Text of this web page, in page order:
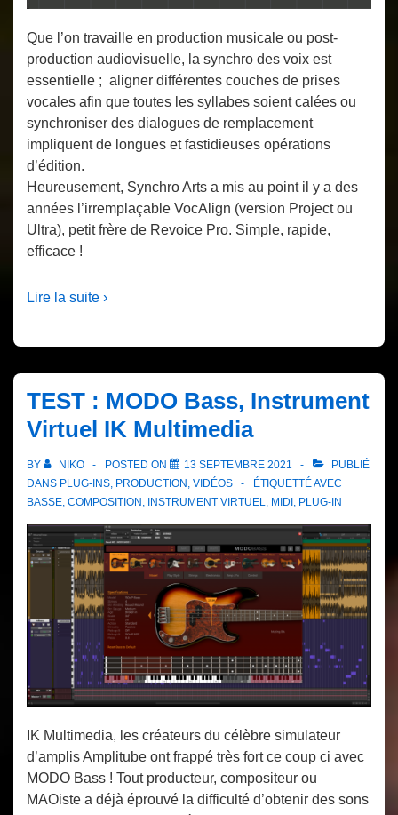
Que l’on travaille en production musicale ou post-
production audiovisuelle, la synchro des voix est
essentielle ; aligner différentes couches de prises
vocales afin que toutes les syllabes soient calées ou
synchroniser des dialogues de remplacement
impliquent de longues et fastidieuses opérations
d’édition.
Heureusement, Synchro Arts a mis au point il y a des
années l’irremplaçable VocAlign (version Project ou
Ultra), petit frère de Revoice Pro. Simple, rapide,
efficace !
Lire la suite ›
TEST : MODO Bass, Instrument
Virtuel IK Multimedia
BY NIKO POSTED ON 13 SEPTEMBRE 2021
PUBLIÉ
DANS PLUG-INS PRODUCTION VIDÉOS
ÉTIQUETTÉ AVEC
BASSE COMPOSITION INSTRUMENT VIRTUEL MIDI PLUG-IN
IK Multimedia, les créateurs du célèbre simulateur
d’amplis Amplitube ont frappé très fort ce coup ci avec
MODO Bass ! Tout producteur, compositeur ou
MAOiste a déjà éprouvé la difficulté d’obtenir des sons